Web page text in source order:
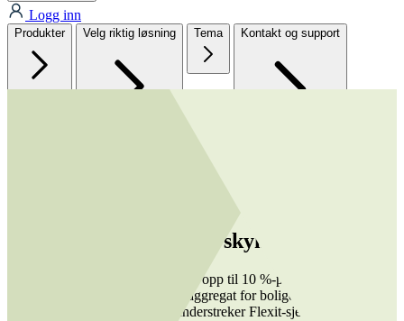
Logg inn
Produkter Velg riktig løsning Tema Kontakt og support
Ny rotorteknologi med skyhøy ytelse
Ny rotorteknologi med skyhøy ytelse
Flexits patenterte Stage Wheel gir opp til 10 %-poeng bedre
varmegjenvinning i ventilasjonsaggregat for boliger. – Dette er et
stort løft for boligventilasjon, understreker Flexit-sjef Knut